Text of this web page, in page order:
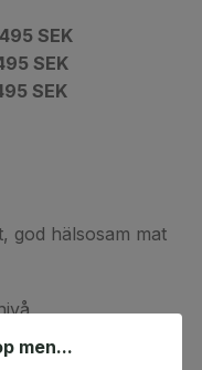
SEK
SEK
SEK
god hälsosam mat
Möjlighet att delta i
men...